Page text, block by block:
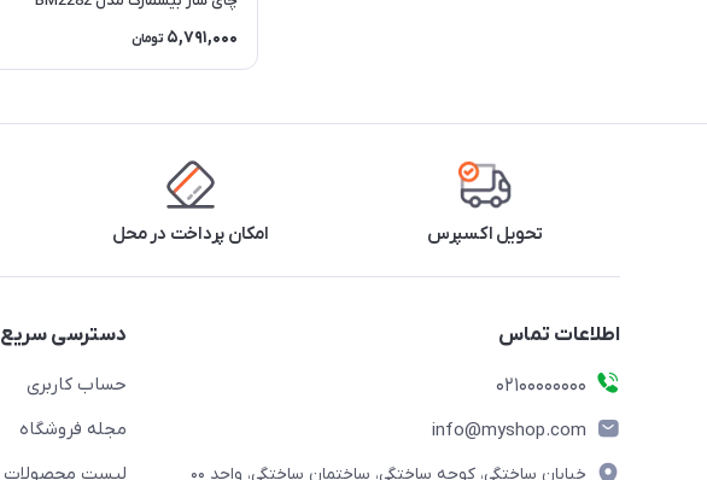
5,791,000 تومان
تحویل اکسپرس امکان پرداخت در محل
اطلاعات تماس
۰۲۱۰۰۰۰۰۰۰۰
info@myshop.com
خیابان ساختگی، کوچه ساختگی، ساختمان ساختگی، واحد ۰۰
دسترسی سریع
حساب کاربری
مجله فروشگاه
لیست محصولات